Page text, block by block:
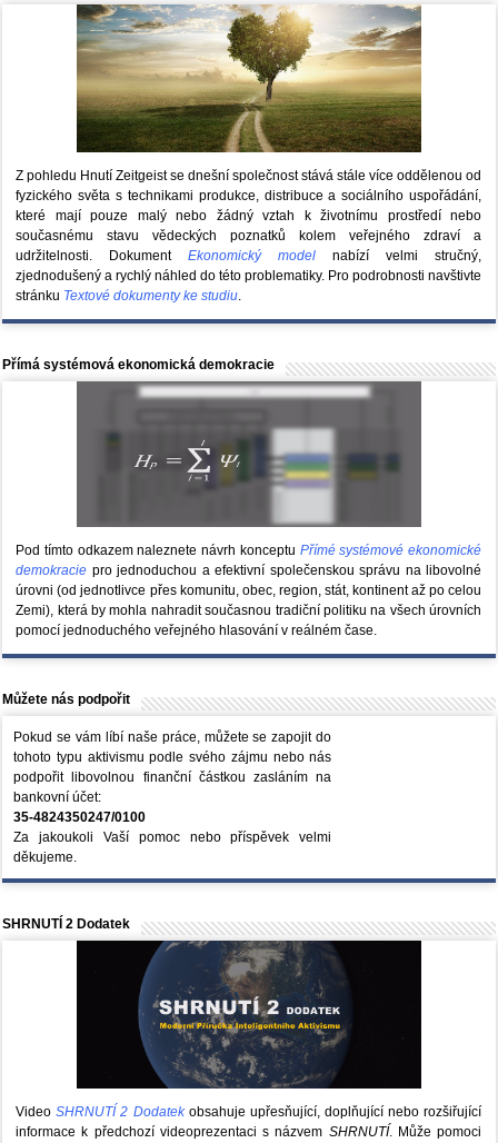
Z pohledu Hnutí Zeitgeist se dnešní společnost stává stále více oddělenou od
fyzického světa s technikami produkce, distribuce a sociálního uspořádání,
které mají pouze malý nebo žádný vztah k životnímu prostředí nebo
současnému stavu vědeckých poznatků kolem veřejného zdraví a
udržitelnosti. DokumentEkonomický model nabízí velmi stručný,
zjednodušený a rychlý náhled do této problematiky. Pro podrobnosti navštivte
stránku Textové dokumenty ke studiu.
Přímá systémová ekonomická demokracie
Pod tímto odkazem naleznete návrh konceptu Přímé systémové ekonomické
demokracie pro jednoduchou a efektivní společenskou správu na libovolné
úrovni (od jednotlivce přes komunitu, obec, region, stát, kontinent až po celou
Zemi), která by mohla nahradit současnou tradiční politiku na všech úrovních
pomocí jednoduchého veřejného hlasování v reálném čase.
Můžete nás podpořit
Pokud se vám líbí naše práce, můžete se zapojit do
tohoto typu aktivismu podle svého zájmu nebo nás
podpořit libovolnou finanční částkou zasláním na
bankovní účet:
35-4824350247/0100
Za jakoukoli Vaší pomoc nebo příspěvek velmi
děkujeme.
SHRNUTÍ 2 Dodatek
VideoSHRNUTÍ 2 Dodatekobsahuje upřesňující, doplňující nebo rozšiřující
informace k předchozí videoprezentaci s názvem SHRNUTÍ. Může pomoci